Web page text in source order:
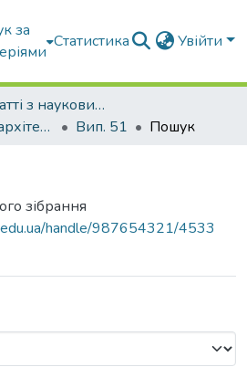
за
Статистика Увійти
Вибрані статті з наукових збірників КНУБА
Сучасні проблеми архітектури та містобудування
Вип. 51 Пошук
зібрання
handle/987654321/4533